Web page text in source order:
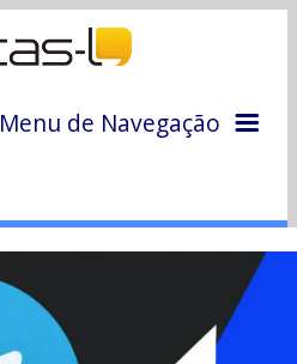
Menu de Navegação